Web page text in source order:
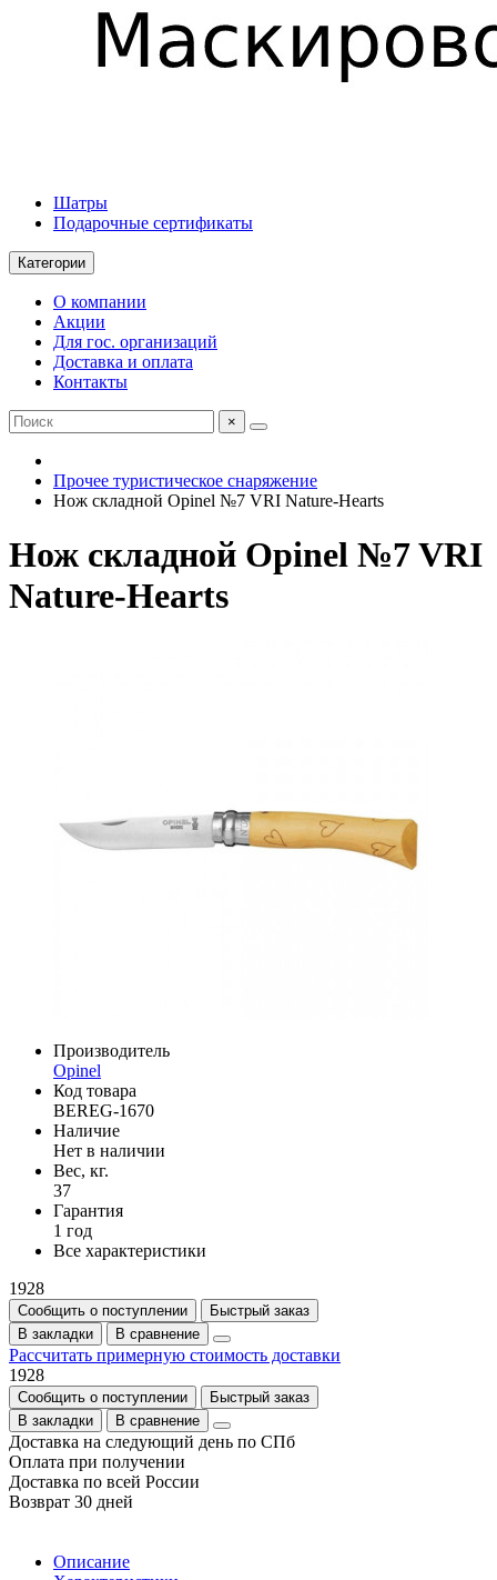
Шатры
Подарочные сертификаты
Категории
О компании
Акции
Для гос. организаций
Доставка и оплата
Контакты
×
Прочее туристическое снаряжение
Нож складной Opinel №7 VRI Nature-Hearts
Нож складной Opinel №7 VRI
Nature-Hearts
Производитель
Opinel
Код товара
BEREG-1670
Наличие
Нет в наличии
Вес, кг.
37
Гарантия
1 год
Все характеристики
1928
Сообщить о поступлении
Быстрый заказ
В закладки
В сравнение
Рассчитать примерную стоимость доставки
1928
Сообщить о поступлении
Быстрый заказ
В закладки
В сравнение
Доставка на следующий день по СПб
Оплата при получении
Доставка по всей России
Возврат 30 дней
Описание